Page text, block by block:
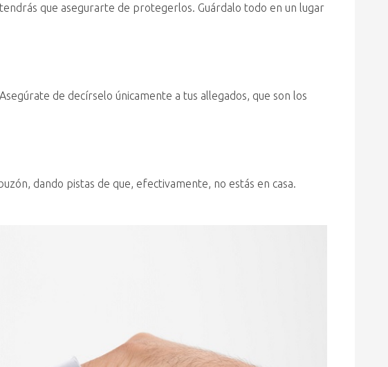
que asegurarte de protegerlos. Guárdalo todo en un lugar
de decírselo únicamente a tus allegados, que son los
dando pistas de que, efectivamente, no estás en casa.